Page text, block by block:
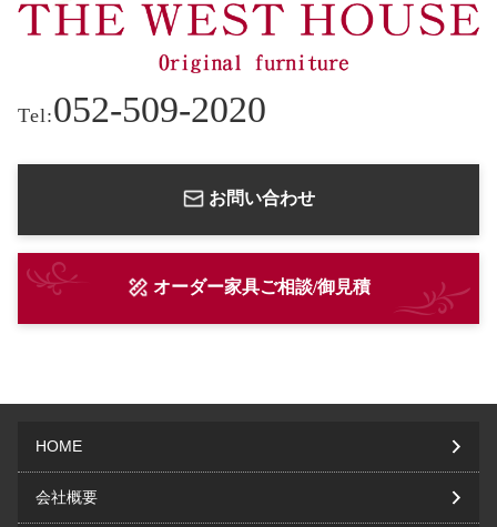
Tel:052-509-2020
お問い合わせ
オーダー家具ご相談/御見積
HOME
会社概要